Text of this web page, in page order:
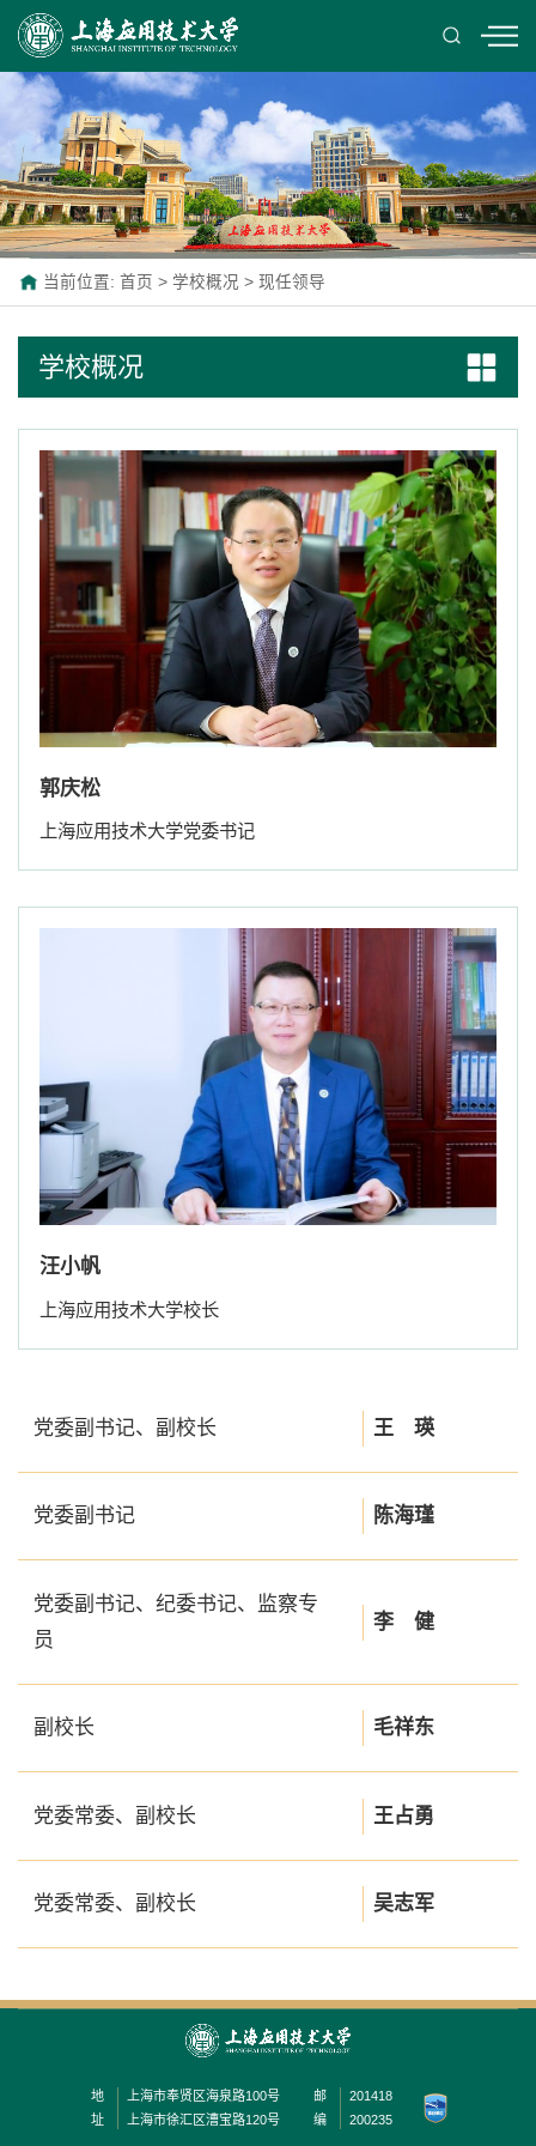
当前位置:首页 >学校概况 >现任领导
学校概况
郭庆松
上海应用技术大学党委书记
汪小帆
上海应用技术大学校长
党委副书记、副校长 王 瑛
党委副书记 陈海瑾
党委副书记、纪委书记、监察专
员
李 健
副校长 毛祥东
党委常委、副校长 王占勇
党委常委、副校长 吴志军
地
址
上海市奉贤区海泉路100号
上海市徐汇区漕宝路120号
邮
编
201418
200235